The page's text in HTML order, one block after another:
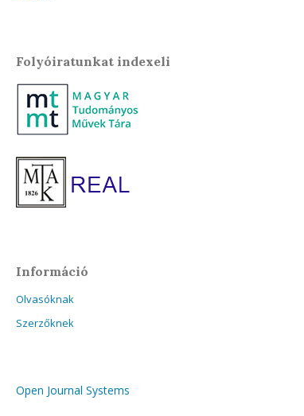
Folyóiratunkat indexeli
Információ
Olvasóknak
Szerzőknek
Open Journal Systems